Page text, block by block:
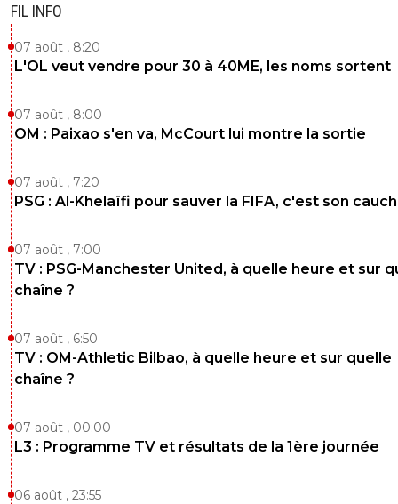
FIL INFO
07 août , 8:20
L'OL veut vendre pour 30 à 40ME, les noms sortent
07 août , 8:00
OM : Paixao s'en va, McCourt lui montre la sortie
07 août , 7:20
PSG : Al-Khelaïfi pour sauver la FIFA, c'est son
07 août , 7:00
TV : PSG-Manchester United, à quelle heure et sur
chaîne ?
07 août , 6:50
TV : OM-Athletic Bilbao, à quelle heure et sur quelle
chaîne ?
07 août , 00:00
L3 : Programme TV et résultats de la 1ère journée
06 août , 23:55